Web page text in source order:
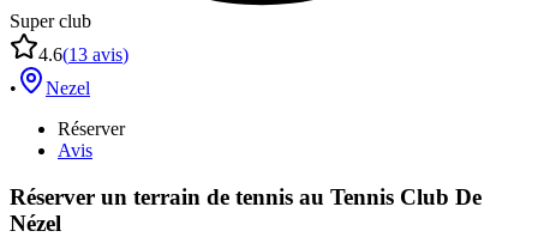
Super club
4.6(13 avis)
•
Nezel
Réserver
Avis
Réserver un terrain de tennis au Tennis Club De
Nézel